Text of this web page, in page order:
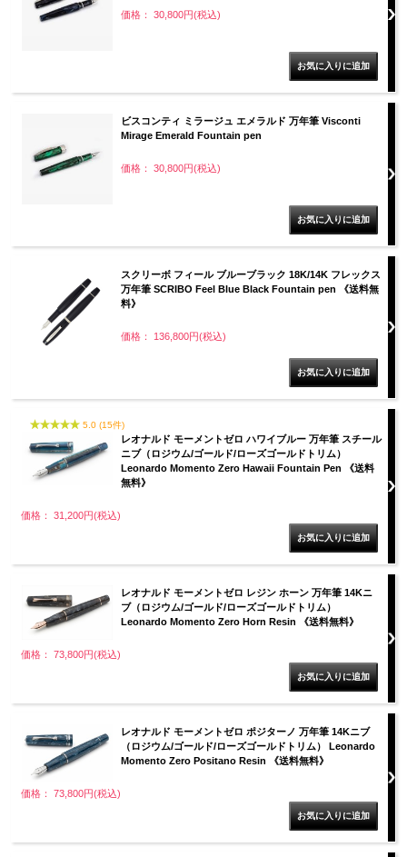
価格： 30,800円(税込)
ビスコンティ ミラージュ エメラルド 万年筆 Visconti
Mirage Emerald Fountain pen
価格： 30,800円(税込)
スクリーボ フィール ブルーブラック 18K/14K フレックス
万年筆 SCRIBO Feel Blue Black Fountain pen 《送料無
料》
価格： 136,800円(税込)
5.0 (15件)
レオナルド モーメントゼロ ハワイブルー 万年筆 スチール
ニブ（ロジウム/ゴールド/ローズゴールドトリム）
Leonardo Momento Zero Hawaii Fountain Pen 《送料
無料》
価格： 31,200円(税込)
レオナルド モーメントゼロ レジン ホーン 万年筆 14Kニ
ブ（ロジウム/ゴールド/ローズゴールドトリム）
Leonardo Momento Zero Horn Resin 《送料無料》
価格： 73,800円(税込)
レオナルド モーメントゼロ ポジターノ 万年筆 14Kニブ
（ロジウム/ゴールド/ローズゴールドトリム） Leonardo
Momento Zero Positano Resin 《送料無料》
価格： 73,800円(税込)